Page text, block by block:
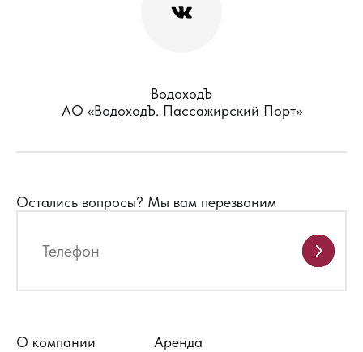
ВодоходЪ
АО «ВодоходЪ. Пассажирский Порт»
Остались вопросы? Мы вам перезвоним
О компании
Аренда